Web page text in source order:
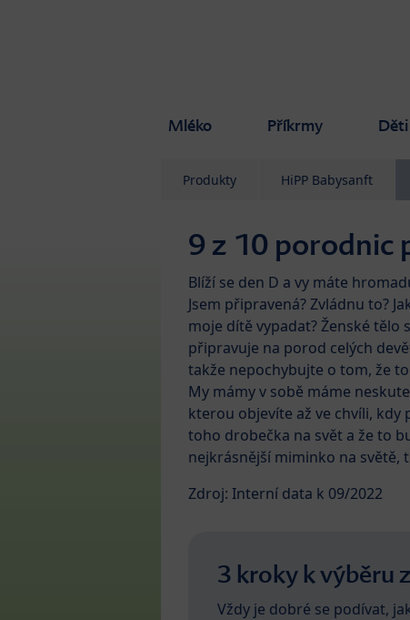
Mléko Příkrmy Děti
Produkty HiPP Babysanft
9 z 10 porodnic
Blíží se den D a vy máte
Jsem připravená? Zvládnu to?
moje dítě vypadat? Ženské tělo
připravuje na porod celých
takže nepochybujte o tom, že
My mámy v sobě máme
kterou objevíte až ve chvíli, kdy
toho drobečka na svět a že to
nejkrásnější miminko na světě,
Zdroj: Interní data k 09/2022
3 kroky k výběru
Vždy je dobré se podívat,